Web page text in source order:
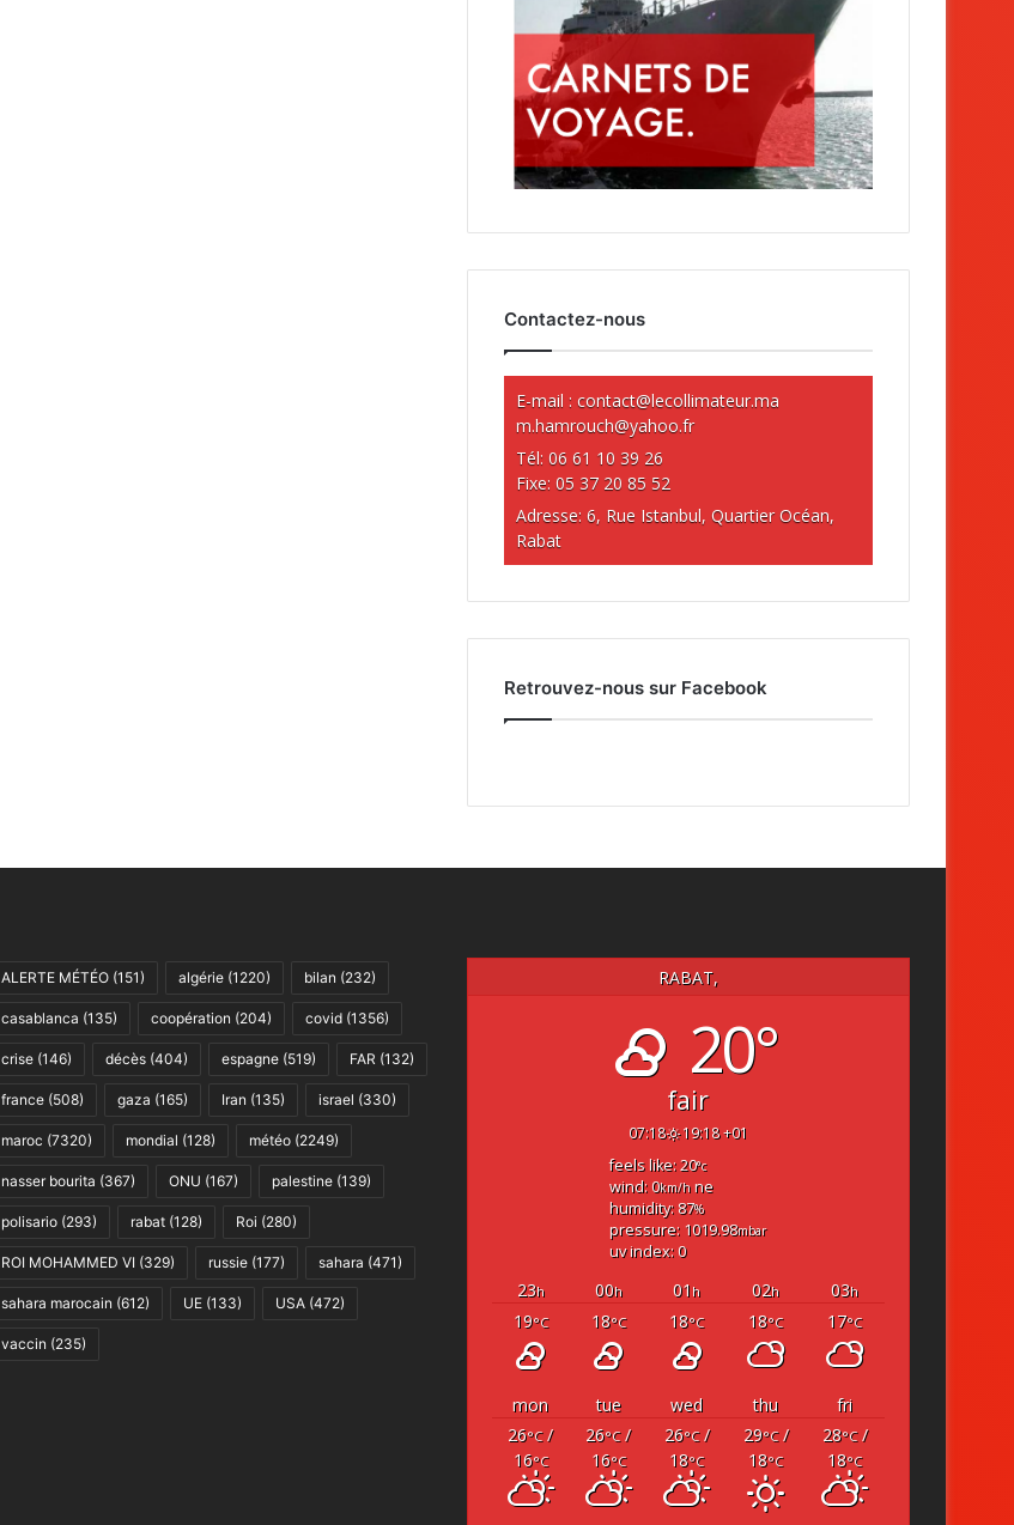
Contactez-nous
E-mail :contact@lecollimateur.ma
m.hamrouch@yahoo.fr
Tél: 06 61 10 39 26
Fixe: 05 37 20 85 52
Adresse: 6, Rue Istanbul, Quartier Océan,
Rabat
Retrouvez-nous sur Facebook
ALERTE MÉTÉO(151) algérie(1220) bilan (232)
casablanca (135) coopération (204) covid(1356)
crise(146) décès(404) espagne(519) FAR (132)
france(508) gaza (165) Iran (135) israel (330)
maroc (7320) mondial (128) météo(2249)
nasser bourita (367) ONU (167) palestine(139)
polisario(293) rabat(128) Roi (280)
ROI MOHAMMED VI (329) russie(177) sahara (471)
sahara marocain (612) UE(133) USA(472)
vaccin (235)
RABAT,
20°
fair
07:18 19:18 +01
feels like: 20°c
wind: 0km/h ne
humidity: 87%
pressure: 1019.98mbar
uv index: 0
23h 00h 01 h 02h 03h
19°C 18°C 18°C 18°C 17°C
mon tue wed thu
fri
26°C/
16°C
26°C/
16°C
26°C/
18°C
29°C/
18°C
28°C/
18°C